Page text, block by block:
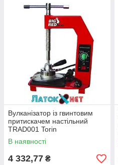
Вулканізатор із гвинтовим
притискачем настільний
TRAD001 Torin
В наявності
4 332,77 ₴